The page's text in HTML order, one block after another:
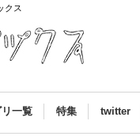
クス
一覧 特集 twitter